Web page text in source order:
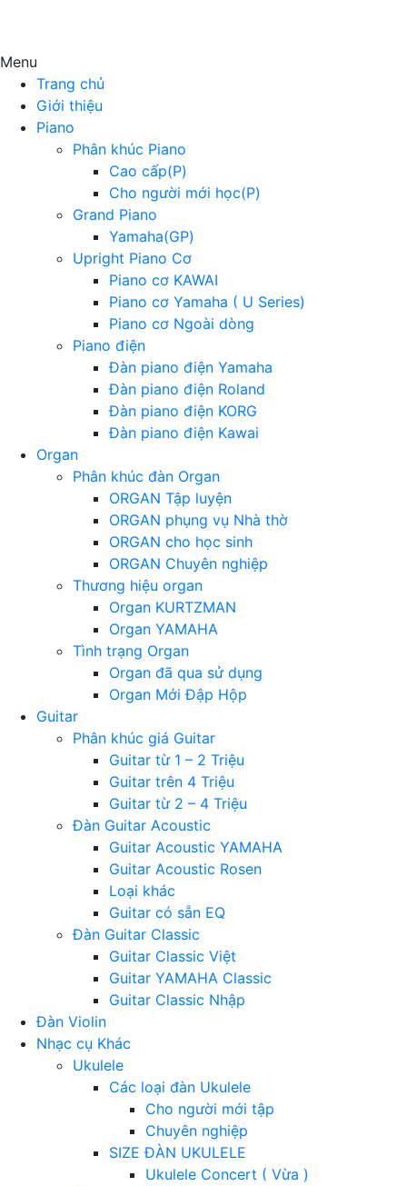
Menu
Trang chủ
Giới thiệu
Piano
Phân khúc Piano
Cao cấp(P)
Cho người mới học(P)
Grand Piano
Yamaha(GP)
Upright Piano Cơ
Piano cơ KAWAI
Piano cơ Yamaha ( U Series)
Piano cơ Ngoài dòng
Piano điện
Đàn piano điện Yamaha
Đàn piano điện Roland
Đàn piano điện KORG
Đàn piano điện Kawai
Organ
Phân khúc đàn Organ
ORGAN Tập luyện
ORGAN phụng vụ Nhà thờ
ORGAN cho học sinh
ORGAN Chuyên nghiệp
Thương hiệu organ
Organ KURTZMAN
Organ YAMAHA
Tình trạng Organ
Organ đã qua sử dụng
Organ Mới Đập Hộp
Guitar
Phân khúc giá Guitar
Guitar từ 1 – 2 Triệu
Guitar trên 4 Triệu
Guitar từ 2 – 4 Triệu
Đàn Guitar Acoustic
Guitar Acoustic YAMAHA
Guitar Acoustic Rosen
Loại khác
Guitar có sẵn EQ
Đàn Guitar Classic
Guitar Classic Việt
Guitar YAMAHA Classic
Guitar Classic Nhập
Đàn Violin
Nhạc cụ Khác
Ukulele
Các loại đàn Ukulele
Cho người mới tập
Chuyên nghiệp
SIZE ĐÀN UKULELE
Ukulele Concert ( Vừa )